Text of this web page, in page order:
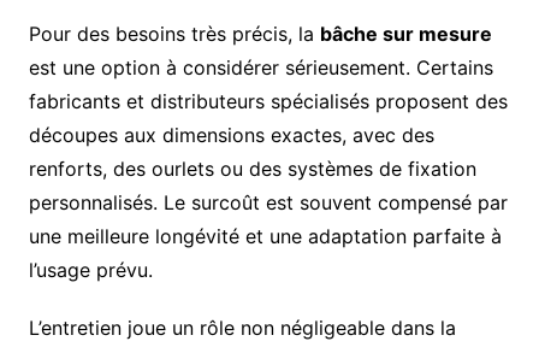
Pour des besoins très précis, la bâche sur mesure
est une option à considérer sérieusement. Certains
fabricants et distributeurs spécialisés proposent des
découpes aux dimensions exactes, avec des
renforts, des ourlets ou des systèmes de fixation
personnalisés. Le surcoût est souvent compensé par
une meilleure longévité et une adaptation parfaite à
l’usage prévu.
L’entretien joue un rôle non négligeable dans la